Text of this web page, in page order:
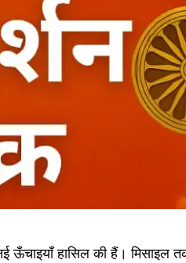
नई ऊँचाइयाँ हासिल की हैं।